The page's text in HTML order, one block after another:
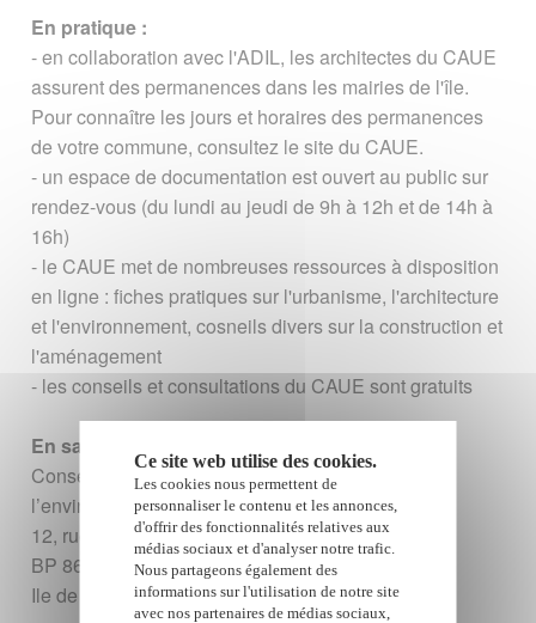
En pratique :
- en collaboration avec l'ADIL, les architectes du CAUE
assurent des permanences dans les mairies de l'île.
Pour connaître les jours et horaires des permanences
de votre commune, consultez le site du CAUE.
- un espace de documentation est ouvert au public sur
rendez-vous (du lundi au jeudi de 9h à 12h et de 14h à
16h)
- le CAUE met de nombreuses ressources à disposition
en ligne : fiches pratiques sur l'urbanisme, l'architecture
et l'environnement, cosneils divers sur la construction et
l'aménagement
- les conseils et consultations du CAUE sont gratuits
En savoir plus sur le CAUE :
Conseil d’architecture, d’urbanisme et de
l’environnement
12, rue Mgr de Beaumont
BP 868 97477 St-Denis Cedex
Ile de la Réunion
Ce site web utilise des cookies.
Les cookies nous permettent de
personnaliser le contenu et les annonces,
d'offrir des fonctionnalités relatives aux
médias sociaux et d'analyser notre trafic.
Nous partageons également des
informations sur l'utilisation de notre site
avec nos partenaires de médias sociaux,